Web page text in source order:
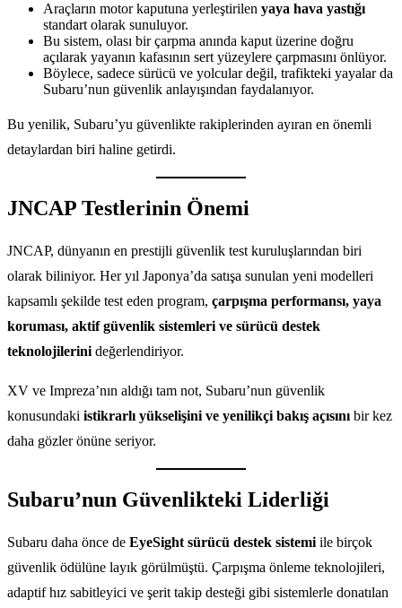
Araçların motor kaputuna yerleştirilen yaya hava yastığı
standart olarak sunuluyor.
Bu sistem, olası bir çarpma anında kaput üzerine doğru
açılarak yayanın kafasının sert yüzeylere çarpmasını önlüyor.
Böylece, sadece sürücü ve yolcular değil, trafikteki yayalar da
Subaru’nun güvenlik anlayışından faydalanıyor.
Bu yenilik, Subaru’yu güvenlikte rakiplerinden ayıran en önemli
detaylardan biri haline getirdi.
JNCAP Testlerinin Önemi
JNCAP, dünyanın en prestijli güvenlik test kuruluşlarından biri
olarak biliniyor. Her yıl Japonya’da satışa sunulan yeni modelleri
kapsamlı şekilde test eden program, çarpışma performansı, yaya
koruması, aktif güvenlik sistemleri ve sürücü destek
teknolojilerini değerlendiriyor.
XV ve Impreza’nın aldığı tam not, Subaru’nun güvenlik
konusundaki istikrarlı yükselişini ve yenilikçi bakış açısını bir kez
daha gözler önüne seriyor.
Subaru’nun Güvenlikteki Liderliği
Subaru daha önce de EyeSight sürücü destek sistemi ile birçok
güvenlik ödülüne layık görülmüştü. Çarpışma önleme teknolojileri,
adaptif hız sabitleyici ve şerit takip desteği gibi sistemlerle donatılan